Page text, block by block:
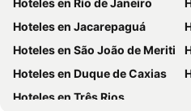
Hoteles en Río de Janeiro
Hoteles en Jacarepaguá
Hoteles en São João de Meriti
Hoteles en Duque de Caxias
Hoteles en Três Rios